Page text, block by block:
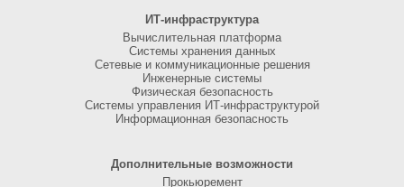
ИТ-инфраструктура
Вычислительная платформа
Системы хранения данных
Сетевые и коммуникационные решения
Инженерные системы
Физическая безопасность
Системы управления ИТ-инфраструктурой
Информационная безопасность
Дополнительные возможности
Прокьюремент